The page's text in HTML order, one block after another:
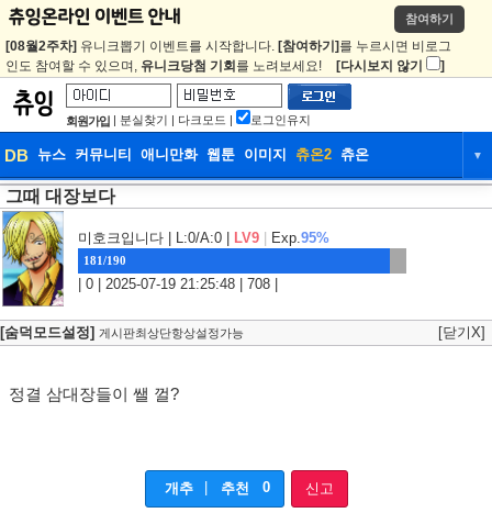
참여하기
[08월2주차] 유니크뽑기 이벤트를 시작합니다. [참여하기] 를 누르시면 비로그
인도 참여할 수 있으며, 유니크당첨 기회 를 노려보세요! [다시보지 않기 ]
회원가입 | 분실찾기 | 다크모드 | 로그인유지
DB 뉴스 커뮤니티 애니만화 웹툰 이미지 츄온2 츄온 ▼
DB
웹툰 이미지 츄온2
그때 대장보다
미호크입니다 | L:0/A:0 | LV9 Exp.95%
181/190
| 0 | 2025-07-19 21:25:48 | 708 |
[숨덕모드설정] 게시판최상단항상설정가능 [닫기X]
정결 삼대장들이 쌜 껄?
개추 추천 0 신고